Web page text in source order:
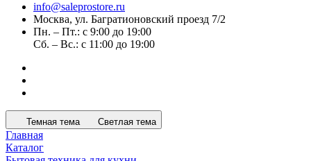
info@saleprostore.ru
Москва, ул. Багратионовский проезд 7/2
Пн. – Пт.: с 9:00 до 19:00
Сб. – Вс.: с 11:00 до 19:00
Темная тема Светлая тема
Главная
Каталог